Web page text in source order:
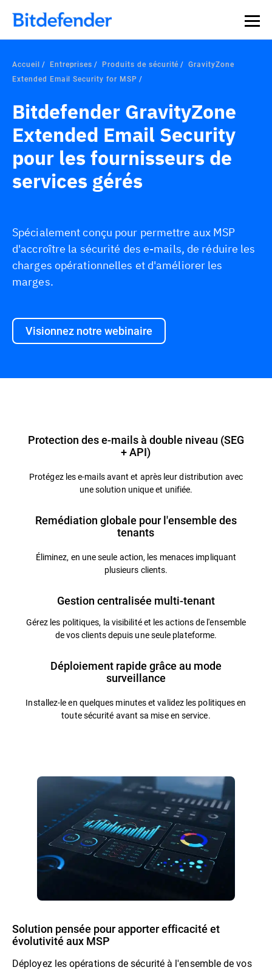
Souveraineté des données en cybersécurité : webinaire
en direct, le 30 juillet .Inscrivez-vous >>
Accueil Entreprises Produits de sécurité
GravityZone
Extended Email Security for MSP
Bitdefender GravityZone
Extended Email Security
pour les fournisseurs de
services gérés
Spécialement conçu pour permettre aux MSP
d'accroître la sécurité des e-mails, de réduire les
charges opérationnelles et d'améliorer les
marges.
Visionnez notre webinaire
Protection des e-mails à double niveau (SEG
+ API)
Protégez les e-mails avant et après leur distribution avec
une solution unique et unifiée.
Remédiation globale pour l'ensemble des
tenants
Éliminez, en une seule action, les menaces impliquant
plusieurs clients.
Gestion centralisée multi-tenant
Gérez les politiques, la visibilité et les actions de l'ensemble
de vos clients depuis une seule plateforme.
Déploiement rapide grâce au mode
surveillance
Installez-le en quelques minutes et validez les politiques en
toute sécurité avant sa mise en service.
Solution pensée pour apporter efficacité et
évolutivité aux MSP
Déployez les opérations de sécurité à l'ensemble de vos